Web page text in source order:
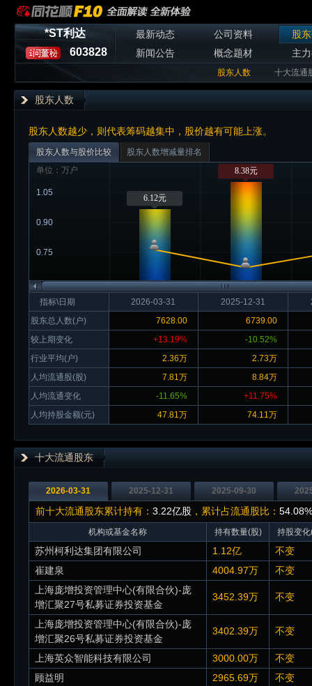
*ST利达
603828
最新动态 公司资料
股
新闻公告
概念题材 主
股东人数 十大流通
股东人数
股东人数越少，则代表筹码越集中，股价越有可能上涨。
股东人数与股价比较
股东人数增减量排名
单位：万户
0.75
0.90
1.05
6.12元
8.38元
指标\日期
股东总人数(户)
较上期变化
行业平均(户)
人均流通股(股)
人均流通变化
人均持股金额(元)
2026-03-31 2025-12-31
7628.00
6739.00
+13.19%
-10.52%
2.36万
2.73万
7.81万
8.84万
-11.65%
+11.75%
47.81万
74.11万
十大流通股东
2026-03-31 2025-12-31 2025-09-30
前十大流通股东累计持有： 3.22亿股 ，累计占流通股比： 54.08%
机构或基金名称 持有数量(股) 持股变化
苏州柯利达集团有限公司 1.12亿
不变
崔建泉
4004.97万
不变
上海庞增投资管理中心(有限合伙)-庞
增汇聚27号私募证券投资基金
3452.39万 不变
上海庞增投资管理中心(有限合伙)-庞
增汇聚26号私募证券投资基金
3402.39万 不变
上海英众智能科技有限公司 3000.00万
不变
顾益明
2965.69万
不变